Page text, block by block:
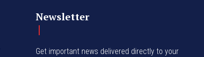
Newsletter
Get important news delivered directly to your